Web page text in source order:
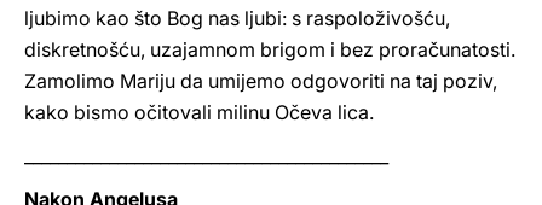
ljubimo kao što Bog nas ljubi: s raspoloživošću,
diskretnošću, uzajamnom brigom i bez proračunatosti.
Zamolimo Mariju da umijemo odgovoriti na taj poziv,
kako bismo očitovali milinu Očeva lica.
Nakon Angelusa